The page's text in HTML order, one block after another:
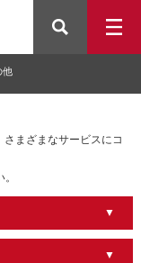
他
まざまなサービスにコ